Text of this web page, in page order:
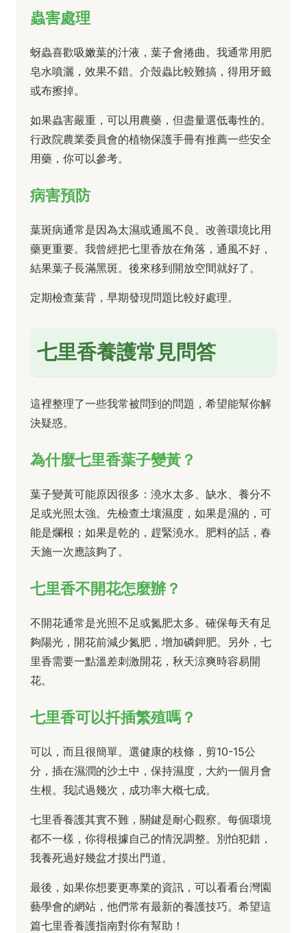
蟲害處理
蚜蟲喜歡吸嫩葉的汁液，葉子會捲曲。我通常用肥
皂水噴灑，效果不錯。介殼蟲比較難搞，得用牙籤
或布擦掉。
如果蟲害嚴重，可以用農藥，但盡量選低毒性的。
行政院農業委員會的植物保護手冊有推薦一些安全
用藥，你可以參考。
病害預防
葉斑病通常是因為太濕或通風不良。改善環境比用
藥更重要。我曾經把七里香放在角落，通風不好，
結果葉子長滿黑斑。後來移到開放空間就好了。
定期檢查葉背，早期發現問題比較好處理。
七里香養護常見問答
這裡整理了一些我常被問到的問題，希望能幫你解
決疑惑。
為什麼七里香葉子變黃？
葉子變黃可能原因很多：澆水太多、缺水、養分不
足或光照太強。先檢查土壤濕度，如果是濕的，可
能是爛根；如果是乾的，趕緊澆水。肥料的話，春
天施一次應該夠了。
七里香不開花怎麼辦？
不開花通常是光照不足或氮肥太多。確保每天有足
夠陽光，開花前減少氮肥，增加磷鉀肥。另外，七
里香需要一點溫差刺激開花，秋天涼爽時容易開
花。
七里香可以扦插繁殖嗎？
可以，而且很簡單。選健康的枝條，剪10-15公
分，插在濕潤的沙土中，保持濕度，大約一個月會
生根。我試過幾次，成功率大概七成。
七里香養護其實不難，關鍵是耐心觀察。每個環境
都不一樣，你得根據自己的情況調整。別怕犯錯，
我養死過好幾盆才摸出門道。
最後，如果你想要更專業的資訊，可以看看台灣園
藝學會的網站，他們常有最新的養護技巧。希望這
篇七里香養護指南對你有幫助！